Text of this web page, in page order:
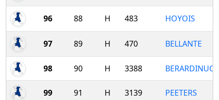
96 88 H 483 HOYOIS
97 89 H 470 BELLANTE
98 90 H 3388
99 91 H 3139 PEETERS